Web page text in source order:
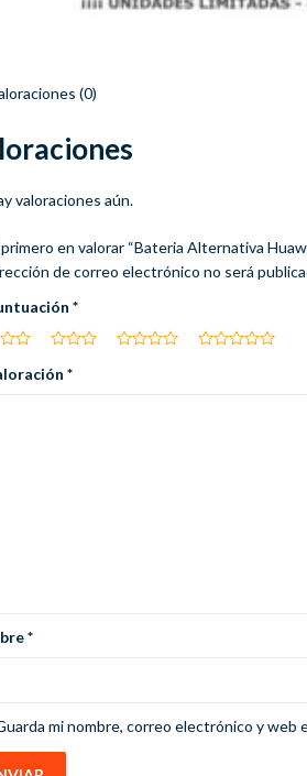
(0)
valoraciones aún.
en valorar “Bateria Alternativa
de correo electrónico no será
*
*
*
mi nombre, correo electrónico y web